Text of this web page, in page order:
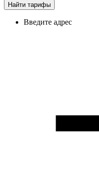
Найти тарифы
Введите адрес